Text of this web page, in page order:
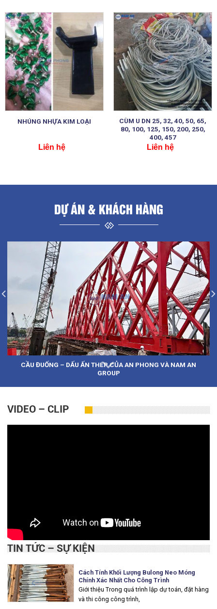
NHÚNG NHỰA KIM LOẠI
Liên hệ
CÙM U DN 25, 32, 40, 50, 65,
80, 100, 125, 150, 200, 250,
400, 457
Liên hệ
DỰ ÁN & KHÁCH HÀNG
CẦU ĐUỐNG – DẤU ẤN THÉP CỦA AN PHONG VÀ NAM AN
GROUP
VIDEO – CLIP
TIN TỨC – SỰ KIỆN
Cách Tính Khối Lượng Bulong Neo Móng
Chính Xác Nhất Cho Công Trình
Giới thiệu Trong quá trình lập dự toán, đặt hàng
và thi công công trình,